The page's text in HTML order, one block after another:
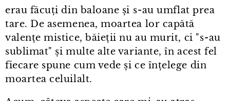
erau făcuți din baloane și s⁠-⁠au umflat prea
tare. De asemenea, moartea lor capătă
valențe mistice, băieții nu au murit, ci "s⁠-⁠au
sublimat" și multe alte variante, în acest fel
fiecare spune cum vede și ce înțelege din
moartea celuilalt.